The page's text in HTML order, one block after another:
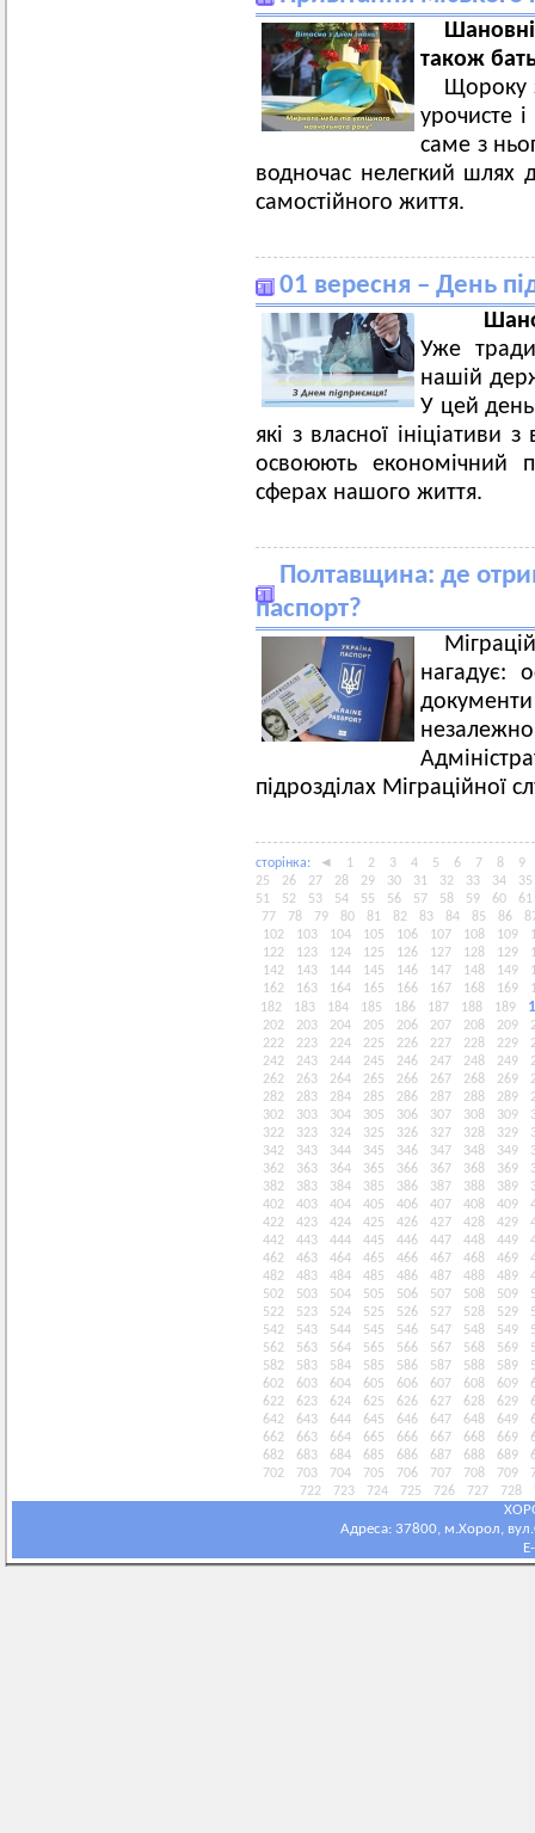
також
Щороку
урочисте
саме з
водночас нелегкий шлях
самостійного життя.
01 вересня – День
Уже
нашій
У цей
які з власної ініціативи
освоюють економічний
сферах нашого життя.
Полтавщина: де
паспорт?
нагадує:
підрозділах Міграційної
сторiнка: ◄ 1 2 3 4 5 6 7 8
9
25
26 27 28 29 30 31 32 33 34
35
51
52 53 54 55 56 57 58 59 60
61
77
78 79 80 81 82 83 84 85 86
102
103 104 105 106 107 108 109
122
123 124 125 126 127 128 129
142
143 144 145 146 147 148 149
162
163 164 165 166 167 168 169
182
183 184 185 186 187 188 189
202 203 204 205 206 207 208 209
222
223 224 225 226 227 228 229
242
243 244 245 246 247 248 249
262
263 264 265 266 267 268 269
282
283 284 285 286 287 288 289
302
303 304 305 306 307 308 309
322
323 324 325 326 327 328 329
342
343 344 345 346 347 348 349
362
363 364 365 366 367 368 369
382
383 384 385 386 387 388 389
402
403 404 405 406 407 408 409
422
423 424 425 426 427 428 429
442
443 444 445 446 447 448 449
462
463 464 465 466 467 468 469
482
483 484 485 486 487 488 489
502
503 504 505 506 507 508 509
522
523 524 525 526 527 528 529
542
543 544 545 546 547 548 549
562
563 564 565 566 567 568 569
582
583 584 585 586 587 588 589
602
603 604 605 606 607 608 609
622
623 624 625 626 627 628 629
642
643 644 645 646 647 648 649
662
663 664 665 666 667 668 669
682
683 684 685 686 687 688 689
702
703 704 705 706 707 708 709
722
723 724 725 726 727 728
Адреса: 37800, м.Хорол,